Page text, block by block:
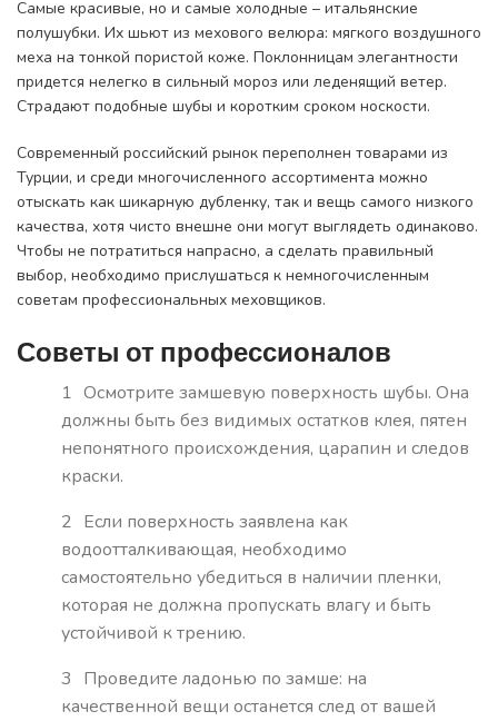
Самые красивые, но и самые холодные – итальянские
полушубки. Их шьют из мехового велюра: мягкого воздушного
меха на тонкой пористой коже. Поклонницам элегантности
придется нелегко в сильный мороз или леденящий ветер.
Страдают подобные шубы и коротким сроком носкости.
Современный российский рынок переполнен товарами из
Турции, и среди многочисленного ассортимента можно
отыскать как шикарную дубленку, так и вещь самого низкого
качества, хотя чисто внешне они могут выглядеть одинаково.
Чтобы не потратиться напрасно, а сделать правильный
выбор, необходимо прислушаться к немногочисленным
советам профессиональных меховщиков.
Советы от профессионалов
Осмотрите замшевую поверхность шубы. Она
должны быть без видимых остатков клея, пятен
непонятного происхождения, царапин и следов
краски.
Если поверхность заявлена как
водоотталкивающая, необходимо
самостоятельно убедиться в наличии пленки,
которая не должна пропускать влагу и быть
устойчивой к трению.
Проведите ладонью по замше: на
качественной вещи останется след от вашей